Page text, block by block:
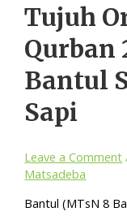
Tujuh
Qurban
Bantul
Sapi
Leave a Comment
Matsadeba
Bantul (MTsN 8